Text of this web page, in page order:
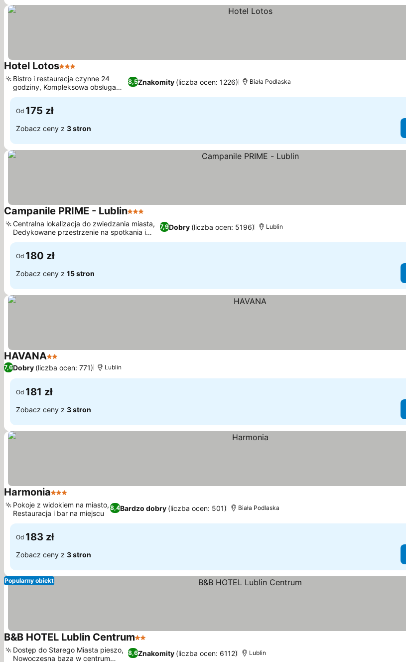
Hotel Lotos3 Kategoria
8,5Znakomity (liczba ocen: 1226)
Bistro i restauracja czynne 24
godziny, Kompleksowa obsługa
drogowa
Biała Podlaska
Od 175 zł
Zobacz ceny z 3 stron
Campanile PRIME - Lublin3 Kategoria
7,9Dobry (liczba ocen: 5196)
Centralna lokalizacja do zwiedzania miasta,
Dedykowane przestrzenie na spotkania i
wydarzenia
Lublin
Od 180 zł
Zobacz ceny z 15 stron
HAVANA2 Kategoria
7,6Dobry (liczba ocen: 771) Lublin
Od 181 zł
Zobacz ceny z 3 stron
Harmonia3 Kategoria
8,4Bardzo dobry (liczba ocen: 501)
Pokoje z widokiem na miasto,
Restauracja i bar na miejscu
Biała Podlaska
Od 183 zł
Zobacz ceny z 3 stron
Popularny obiekt
B&B HOTEL Lublin Centrum2 Kategoria
8,6Znakomity (liczba ocen: 6112)
Dostęp do Starego Miasta pieszo,
Nowoczesna baza w centrum
Lublin